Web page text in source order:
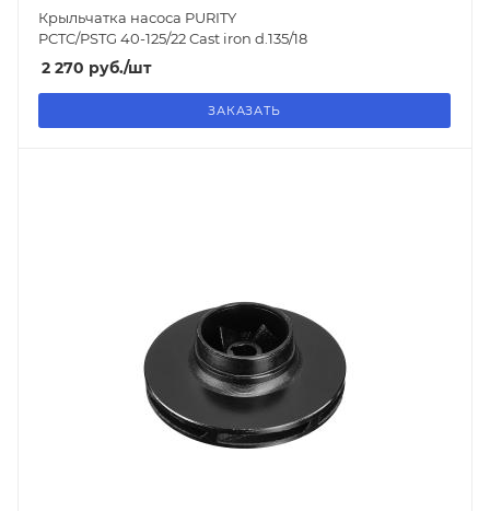
Крыльчатка насоса PURITY
PCTC/PSTG 40-125/22 Cast iron d.135/18
2 270 руб./шт
ЗАКАЗАТЬ